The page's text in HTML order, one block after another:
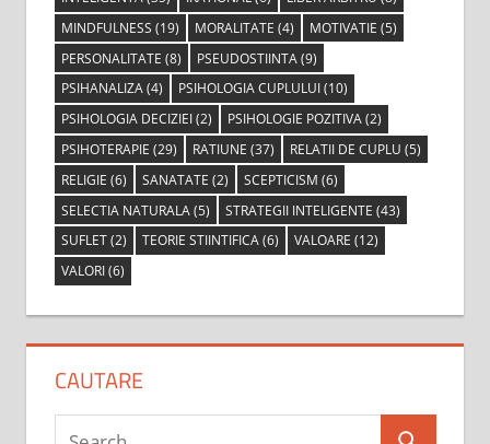
MINDFULNESS (19) MORALITATE (4) MOTIVATIE (5)
PERSONALITATE (8) PSEUDOSTIINTA(9)
PSIHANALIZA(4) PSIHOLOGIA CUPLULUI(10)
PSIHOLOGIA DECIZIEI(2) PSIHOLOGIE POZITIVA(2)
PSIHOTERAPIE (29) RATIUNE (37) RELATII DE CUPLU (5)
RELIGIE (6) SANATATE (2) SCEPTICISM (6)
SELECTIA NATURALA(5) STRATEGII INTELIGENTE (43)
SUFLET(2) TEORIE STIINTIFICA(6) VALOARE (12)
VALORI(6)
CAUTARE